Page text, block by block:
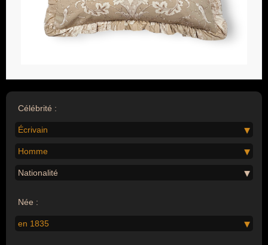
Célébrité :
Écrivain
Homme
Nationalité
Née :
en 1835